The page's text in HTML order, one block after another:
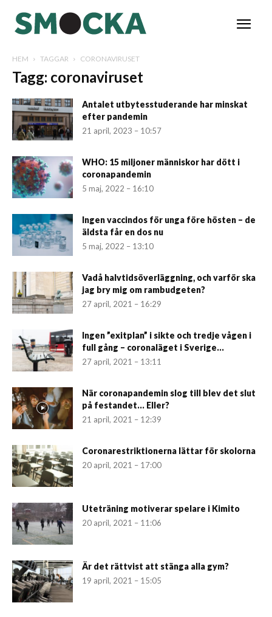
HEM TAGGAR CORONAVIRUSET
Tagg: coronaviruset
Antalet utbytesstuderande har minskat
efter pandemin
21 april, 2023 – 10:57
WHO: 15 miljoner människor har dött i
coronapandemin
5 maj, 2022 – 16:10
Ingen vaccindos för unga före hösten – de
äldsta får en dos nu
5 maj, 2022 – 13:10
Vadå halvtidsöverläggning, och varför ska
jag bry mig om rambudgeten?
27 april, 2021 – 16:29
Ingen ”exitplan” i sikte och tredje vågen i
full gång – coronaläget i Sverige...
27 april, 2021 – 13:11
När coronapandemin slog till blev det slut
på festandet… Eller?
21 april, 2021 – 12:39
Coronarestriktionerna lättar för skolorna
20 april, 2021 – 17:00
Uteträning motiverar spelare i Kimito
20 april, 2021 – 11:06
Är det rättvist att stänga alla gym?
19 april, 2021 – 15:05